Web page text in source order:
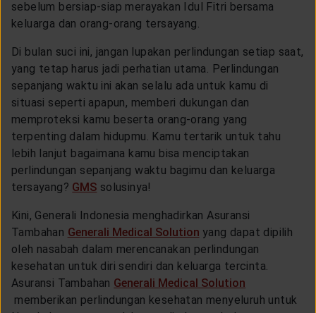
sebelum bersiap-siap merayakan Idul Fitri bersama
keluarga dan orang-orang tersayang.
Di bulan suci ini, jangan lupakan perlindungan setiap saat,
yang tetap harus jadi perhatian utama. Perlindungan
sepanjang waktu ini akan selalu ada untuk kamu di
situasi seperti apapun, memberi dukungan dan
memproteksi kamu beserta orang-orang yang
terpenting dalam hidupmu. Kamu tertarik untuk tahu
lebih lanjut bagaimana kamu bisa menciptakan
perlindungan sepanjang waktu bagimu dan keluarga
tersayang? GMS solusinya!
Kini, Generali Indonesia menghadirkan Asuransi
Tambahan Generali Medical Solution yang dapat dipilih
oleh nasabah dalam merencanakan perlindungan
kesehatan untuk diri sendiri dan keluarga tercinta.
Asuransi Tambahan Generali Medical Solution
memberikan perlindungan kesehatan menyeluruh untuk